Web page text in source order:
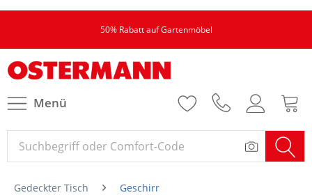
50% Rabatt auf Gartenmöbel
Menü
Gedeckter Tisch Geschirr